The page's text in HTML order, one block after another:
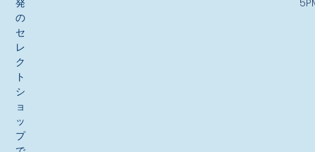
の
セ
レ
ク
ト
シ
ョ
ッ
プ